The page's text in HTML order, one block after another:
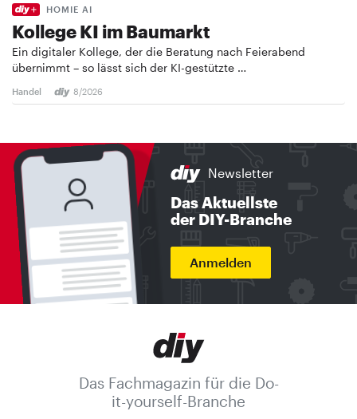
HOMIE AI
Kollege KI im Baumarkt
Ein digitaler Kollege, der die Beratung nach Feierabend
übernimmt – so lässt sich der KI-gestützte …
Handel 8/2026
Newsletter
Das Aktuellste
der DIY-Branche
Anmelden
Das Fachmagazin für die Do-
it-yourself-Branche